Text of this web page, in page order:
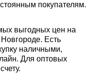
покупателям.
выгодных цен на
Есть
наличными,
Для оптовых